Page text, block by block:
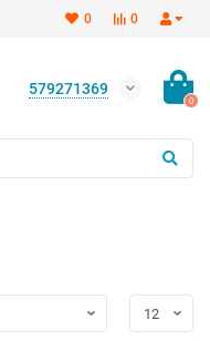
0
0
579271369
0